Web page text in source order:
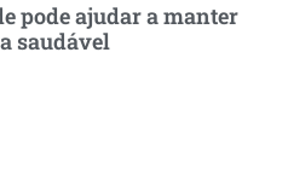
pode ajudar a manter
saudável